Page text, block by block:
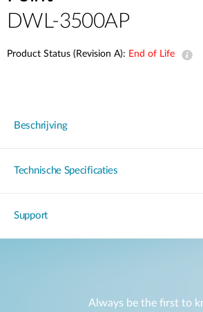
DWL-3500AP
Product Status (Revision A): End of Life
Beschrijving
Technische Specificaties
Support
Always be the first to